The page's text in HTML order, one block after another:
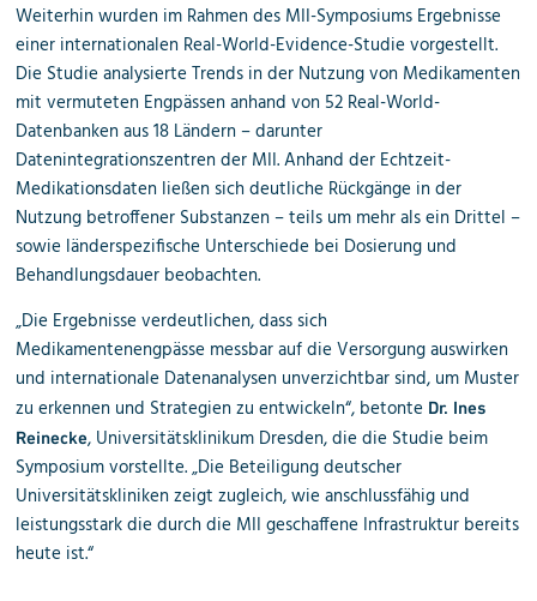
Weiterhin wurden im Rahmen des MII-Symposiums Ergebnisse
einer internationalen Real-World-Evidence-Studie vorgestellt.
Die Studie analysierte Trends in der Nutzung von Medikamenten
mit vermuteten Engpässen anhand von 52 Real-World-
Datenbanken aus 18 Ländern – darunter
Datenintegrationszentren der MII. Anhand der Echtzeit-
Medikationsdaten ließen sich deutliche Rückgänge in der
Nutzung betroffener Substanzen – teils um mehr als ein Drittel –
sowie länderspezifische Unterschiede bei Dosierung und
Behandlungsdauer beobachten.
„Die Ergebnisse verdeutlichen, dass sich
Medikamentenengpässe messbar auf die Versorgung auswirken
und internationale Datenanalysen unverzichtbar sind, um Muster
zu erkennen und Strategien zu entwickeln“, betonte Dr. Ines
Reinecke, Universitätsklinikum Dresden,die die Studie beim
Symposium vorstellte. „Die Beteiligung deutscher
Universitätskliniken zeigt zugleich, wie anschlussfähig und
leistungsstark die durch die MII geschaffene Infrastruktur bereits
heute ist.“